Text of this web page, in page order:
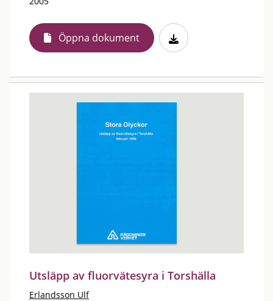
Öppna dokument
Utsläpp av fluorvätesyra i Torshälla
Erlandsson Ulf